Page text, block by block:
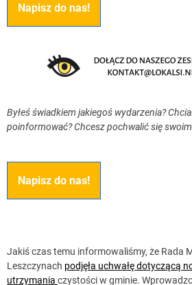
Napisz do nas!
Byłeś świadkiem jakiegoś wydarzenia?
poinformować? Chcesz pochwalić się
Napisz do nas!
Jakiś czas temu informowaliśmy, że Rada
Leszczynach podjęła uchwałę dotyczącą
utrzymania czystości w gminie.